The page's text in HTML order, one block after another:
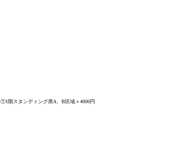
①1階スタンディング席A、B区域＋4000円